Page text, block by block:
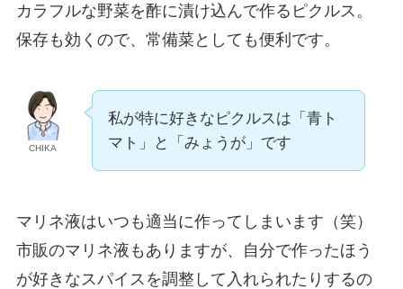
カラフルな野菜を酢に漬け込んで作るピクルス。
保存も効くので、常備菜としても便利です。
CHIKA
私が特に好きなピクルスは「青ト
マト」と「みょうが」です
マリネ液はいつも適当に作ってしまいます（笑）
市販のマリネ液もありますが、自分で作ったほう
が好きなスパイスを調整して入れられたりするの